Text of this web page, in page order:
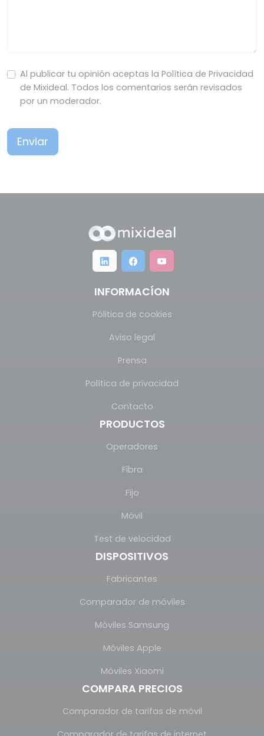
Al publicar tu opinión aceptas la Política de Privacidad
de Mixideal. Todos los comentarios serán revisados
por un moderador.
Enviar
INFORMACÍON
Pólitica de cookies
Aviso legal
Prensa
Política de privacidad
Contacto
PRODUCTOS
Operadores
Fibra
Fijo
Móvil
Test de velocidad
DISPOSITIVOS
Fabricantes
Comparador de móviles
Móviles Samsung
Móviles Apple
Móviles Xiaomi
COMPARA PRECIOS
Comparador de tarifas de móvil